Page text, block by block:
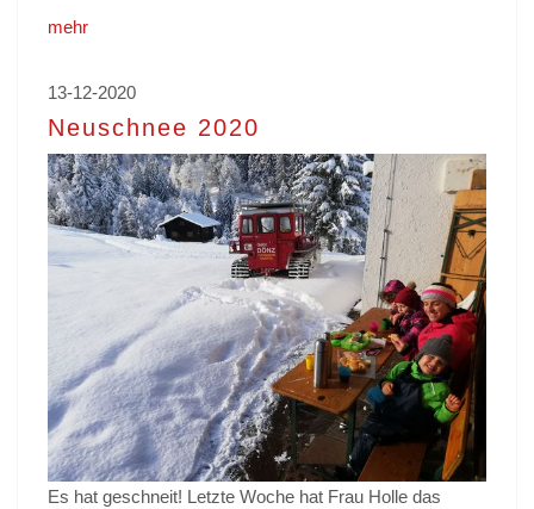
mehr
13-12-2020
Neuschnee 2020
Es hat geschneit! Letzte Woche hat Frau Holle das